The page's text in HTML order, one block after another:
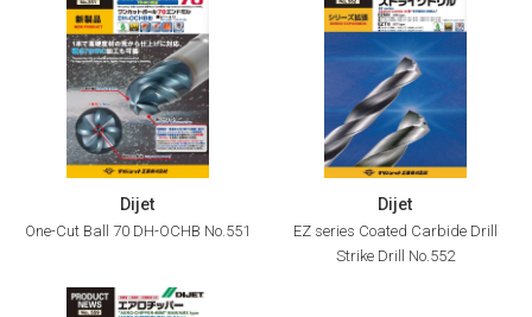
Dijet
One-Cut Ball 70 DH-OCHB No.551
Dijet
EZ series Coated Carbide Drill
Strike Drill No.552